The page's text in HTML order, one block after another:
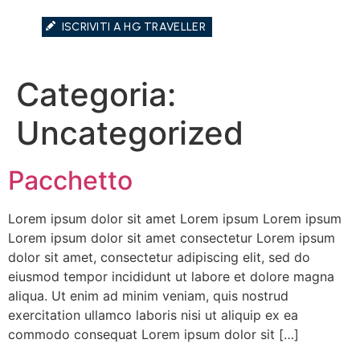
ISCRIVITI A HG TRAVELLER
Categoria:
Uncategorized
Informazioni generali
Hotel Due Ragni è un hotel a 3 stelle situato a Villorba
Hotel Due Ragni in sintesi
Posizione Strategica:Situato a soli10-15 minuti di
Ristorazione Completa:Ristorante interno e
Servizi Business: Connessione Wi-Fi in fibra ottica
Pacchetto
Lorem ipsum dolor sit amet Lorem ipsum Lorem ipsum
Lorem ipsum dolor sit amet consectetur Lorem ipsum
dolor sit amet, consectetur adipiscing elit, sed do
eiusmod tempor incididunt ut labore et dolore magna
aliqua. Ut enim ad minim veniam, quis nostrud
exercitation ullamco laboris nisi ut aliquip ex ea
commodo consequat Lorem ipsum dolor sit […]